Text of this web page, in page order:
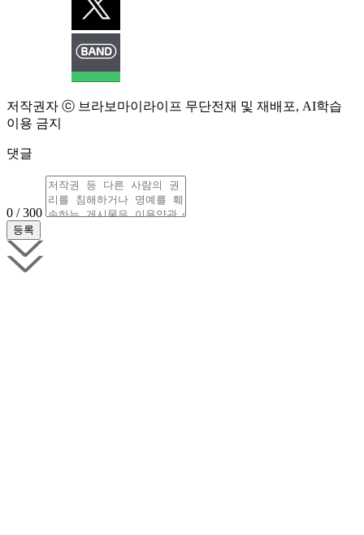
저작권자 ⓒ 브라보마이라이프 무단전재 및 재배포, AI학습
이용 금지
댓글
0 / 300